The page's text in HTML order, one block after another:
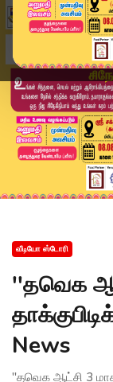
வீடியோ ஸ்டோரி
''தவெக
News
''தவெக ஆட்சி 3